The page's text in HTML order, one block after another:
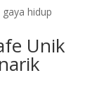
hidup
Unik